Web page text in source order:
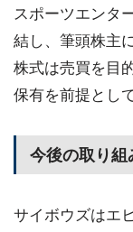
スポーツエンタ
結し、筆頭株主
株式は売買を目
保有を前提とし
今後の取り組
サイボウズはエ